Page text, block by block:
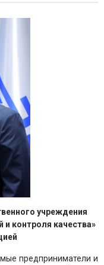
учреждения
и контроля качества»
предприниматели и